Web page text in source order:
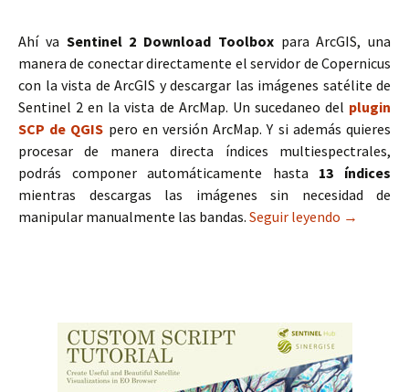
Ahí va Sentinel 2 Download Toolboxpara ArcGIS, una
manera de conectar directamente el servidor de Copernicus
con la vista de ArcGIS y descargar las imágenes satélite de
Sentinel 2 en la vista de ArcMap. Un sucedaneo del plugin
SCP de QGIS pero en versión ArcMap. Y si además quieres
procesar de manera directa índices multiespectrales,
podrás componer automáticamente hasta 13 índices
mientras descargas las imágenes sin necesidad de
manipular manualmente las bandas. Seguir leyendo Sentinel
→